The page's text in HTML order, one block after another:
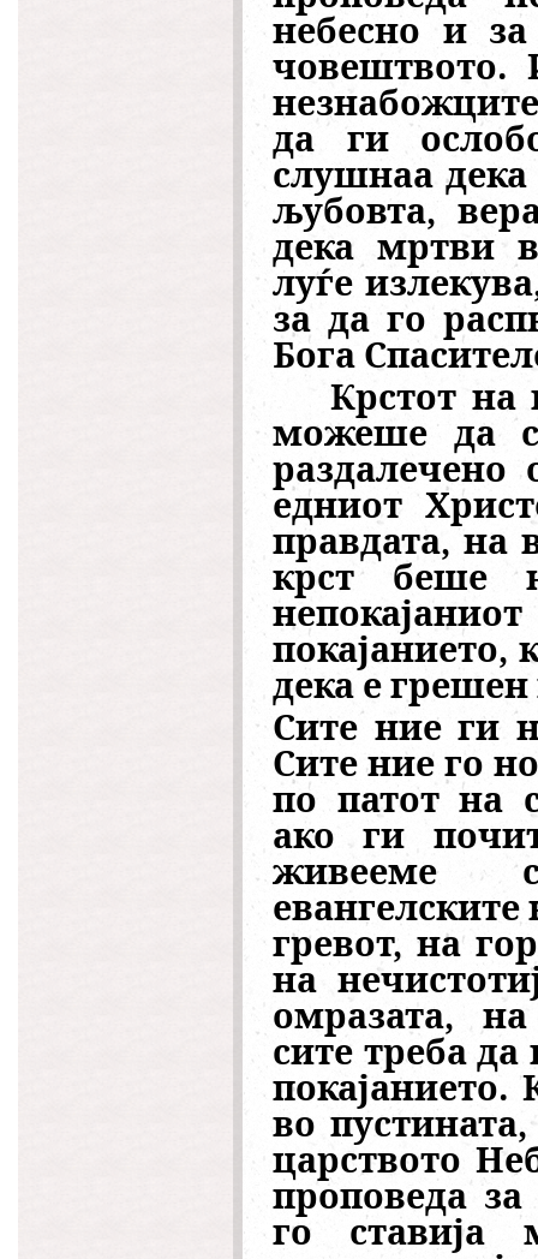
небесно и
човештвото.
да ги
слушнаа дека
љубовта,
дека мртви
луѓе
за да го
Бога
Крстот на
можеше да
едниот
правдата, на
крст беше
покајанието,
дека е грешен
Сите ние ги
Сите ние го
по патот на
ако ги
живееме
гревот, на
на
омразата, на
сите треба
во
царството
проповеда за
го ставија